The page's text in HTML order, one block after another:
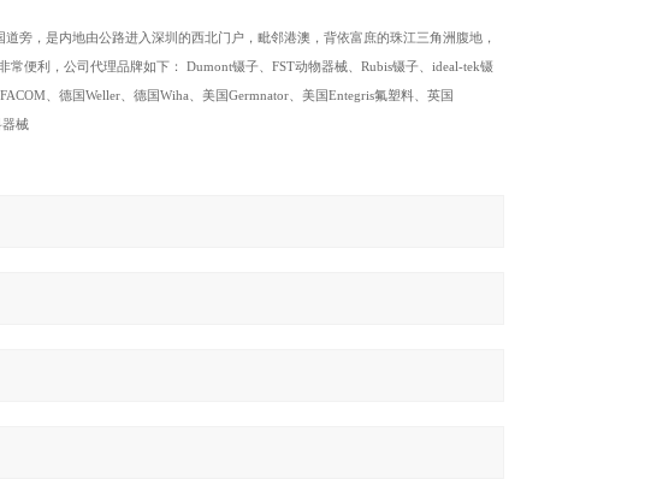
道旁，是内地由公路进入深圳的西北门户，毗邻港澳，背依富庶的珠江三角洲腹地，
便利，公司代理品牌如下： Dumont镊子、FST动物器械、Rubis镊子、ideal-tek镊
、德国Weller、德国Wiha、美国Germnator、美国Entegris氟塑料、英国
械